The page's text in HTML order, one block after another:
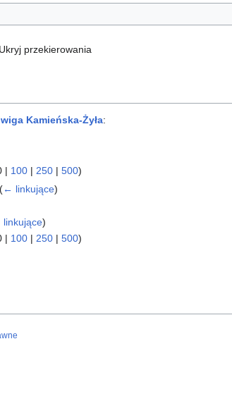
Ukryj przekierowania
Kamieńska-Żyła:
| 100 | 250 | 500)
(← linkujące)
)
| 100 | 250 | 500)